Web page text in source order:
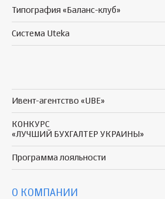
Типография «Баланс-клуб»
Система Uteka
Ивент-агентство «UBE»
КОНКУРС
«ЛУЧШИЙ БУХГАЛТЕР УКРАИНЫ»
Программа лояльности
О КОМПАНИИ